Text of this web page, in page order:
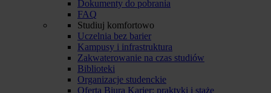
Dokumenty do pobrania
FAQ
Studiuj komfortowo
Uczelnia bez barier
Kampusy i infrastruktura
Zakwaterowanie na czas studiów
Biblioteki
Organizacje studenckie
Oferta Biura Karier: praktyki i staże